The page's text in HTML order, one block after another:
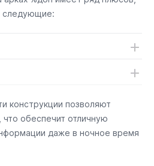
следующие:
конструкции позволяют
обеспечит отличную
даже в ночное время